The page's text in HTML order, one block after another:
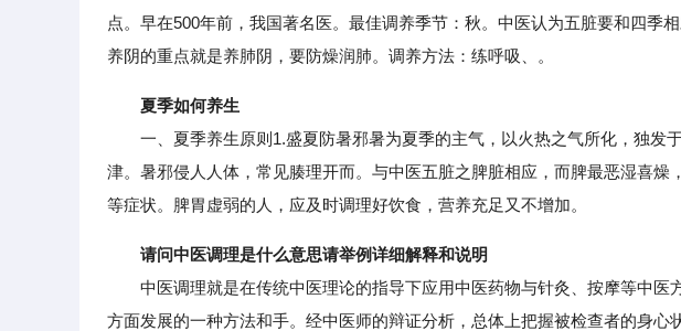
点。早在500年前，我国著名医。最佳调养季节：秋。中医认为五脏要和四季
养阴的重点就是养肺阴，要防燥润肺。调养方法：练呼吸、。
夏季如何养生
一、夏季养生原则1.盛夏防暑邪暑为夏季的主气，以火热之气所化，独发
津。暑邪侵人人体，常见腠理开而。与中医五脏之脾脏相应，而脾最恶湿喜燥
等症状。脾胃虚弱的人，应及时调理好饮食，营养充足又不增加。
请问中医调理是什么意思请举例详细解释和说明
中医调理就是在传统中医理论的指导下应用中医药物与针灸、按摩等中医
方面发展的一种方法和手。经中医师的辩证分析，总体上把握被检查者的身心